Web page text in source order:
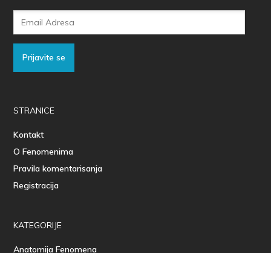
Prijavite se
STRANICE
Kontakt
O Fenomenima
Pravila komentarisanja
Registracija
KATEGORIJE
Anatomija Fenomena